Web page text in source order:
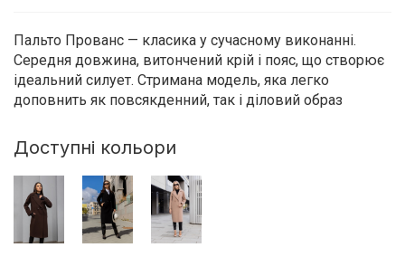
Пальто Прованс — класика у сучасному виконанні.
Середня довжина, витончений крій і пояс, що створює
ідеальний силует. Стримана модель, яка легко
доповнить як повсякденний, так і діловий образ
Доступні кольори